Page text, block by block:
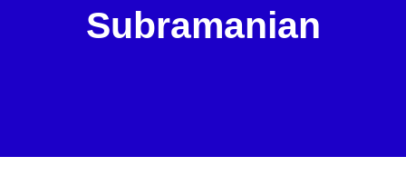
Subramanian